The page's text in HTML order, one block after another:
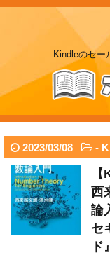
Kindleのセー
2023/03/08 -
西
論
セ